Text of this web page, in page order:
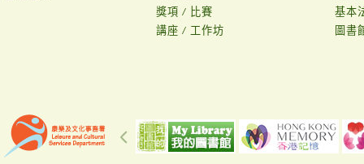
獎項 / 比賽
講座 / 工作坊
基本
圖書